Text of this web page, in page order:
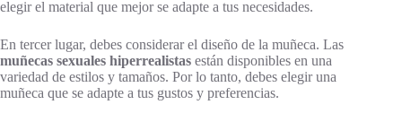
elegir el material que mejor se adapte a tus necesidades.
En tercer lugar, debes considerar el diseño de la muñeca. Las
muñecas sexuales hiperrealistas están disponibles en una
variedad de estilos y tamaños. Por lo tanto, debes elegir una
muñeca que se adapte a tus gustos y preferencias.